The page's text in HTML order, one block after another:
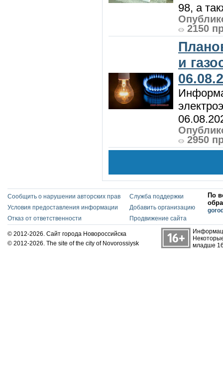
98, а
2150
и
2950
Сообщить о нарушении авторских прав
Условия предоставления информации
Отказ от ответственности
Служба поддержки
Добавить организацию
Продвижение сайта
По
© 2012-2026. Сайт города Новороссийска
© 2012-2026. The site of the city of Novorossiysk
младше